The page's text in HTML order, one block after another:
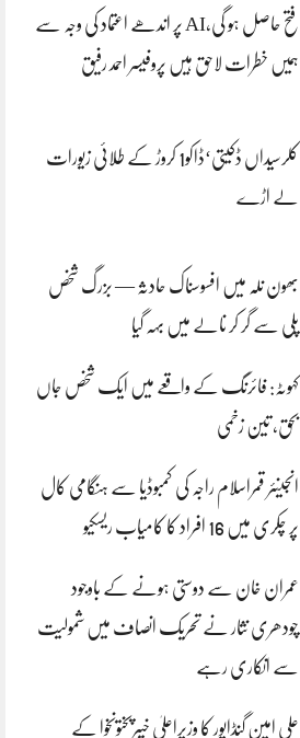
فتح حاصل ہو گی،AI پر اندھے اعتماد کی وجہ سے
ہمیں خطرات لاحق ہیں پروفیسر احمد رفیق
کلرسیداں ڈکیتی‘ڈاکو1 کروڑ کے طلائی زیورات
لے اڑے
بھون نلہ میں افسوسناک حادثہ — بزرگ شخص
پلی سے گر کر نالے میں بہہ گیا
کہوٹہ: فائرنگ کے واقعے میں ایک شخص جاں
بحق، تین زخمی
انجینئر قمراسلام راجہ کی کمبوڈیا سے ہنگامی کال
پر چکری میں 16 افراد کا کامیاب ریسکیو
عمران خان سے دوستی ہونے کے باوجود
چودھری نثار نے تحریک انصاف میں شمولیت
سے انکاری رہے
علی امین گنڈاپور کا وزیراعلیٰ خیبرپختونخوا کے